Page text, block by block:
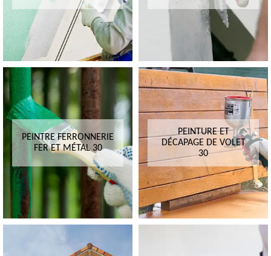
PEINTRE FERRONNERIE
FER ET MÉTAL 30
PEINTURE ET
DÉCAPAGE DE VOLET
30